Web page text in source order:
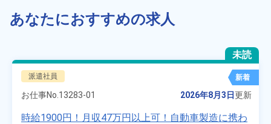
あなたにおすすめの求人
未読
派遣社員 新着
お仕事No. 13283-01 2026年8月3日更新
時給1900円！月収47万円以上可！自動車製造に携わ